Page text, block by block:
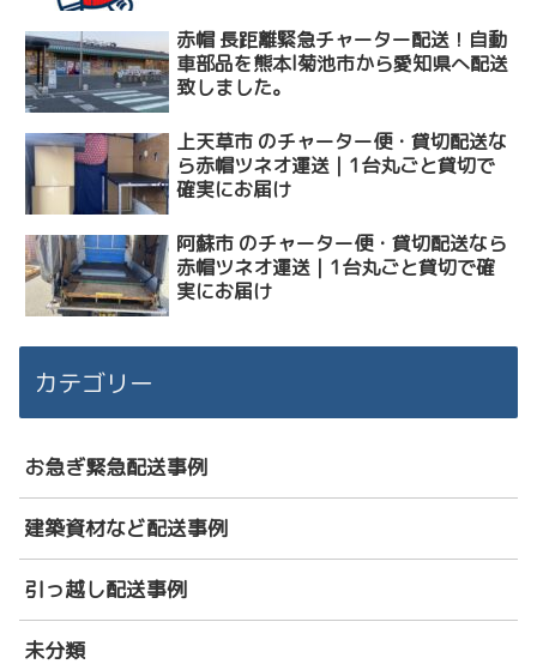
赤帽 長距離緊急チャーター配送！自動
車部品を熊本l菊池市から愛知県へ配送
致しました。
上天草市 のチャーター便・貸切配送な
ら赤帽ツネオ運送｜1台丸ごと貸切で
確実にお届け
阿蘇市 のチャーター便・貸切配送なら
赤帽ツネオ運送｜1台丸ごと貸切で確
実にお届け
カテゴリー
お急ぎ緊急配送事例
建築資材など配送事例
引っ越し配送事例
未分類